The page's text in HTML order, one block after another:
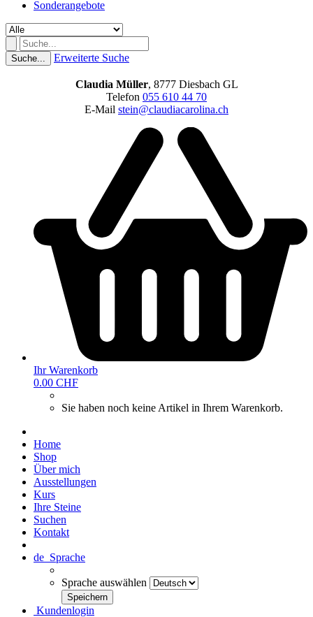
Sonderangebote
Suche... Erweiterte Suche
Claudia Müller, 8777 Diesbach GL
Telefon 055 610 44 70
E-Mail stein@claudiacarolina.ch
Ihr Warenkorb
0.00 CHF
Sie haben noch keine Artikel in Ihrem Warenkorb.
Home
Shop
Über mich
Ausstellungen
Kurs
Ihre Steine
Suchen
Kontakt
de Sprache
Sprache auswählen
Kundenlogin